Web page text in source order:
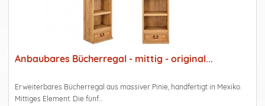
Anbaubares Bücherregal - mittig - original...
Erweiterbares Bücherregal aus massiver Pinie, handfertigt in Mexiko.
Mittiges Element. Die fünf...